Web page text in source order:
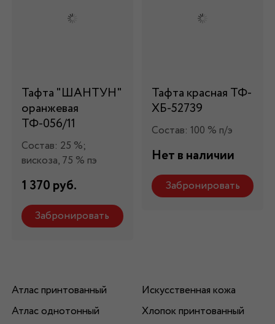
Тафта "ШАНТУН"
оранжевая
ТФ-056/11
Состав: 25 %;
вискоза, 75 % пэ
1 370 руб.
Забронировать
Тафта красная ТФ-
ХБ-52739
Состав: 100 % п/э
Нет в наличии
Забронировать
Атлас принтованный
Атлас однотонный
Искусственная кожа
Хлопок принтованный